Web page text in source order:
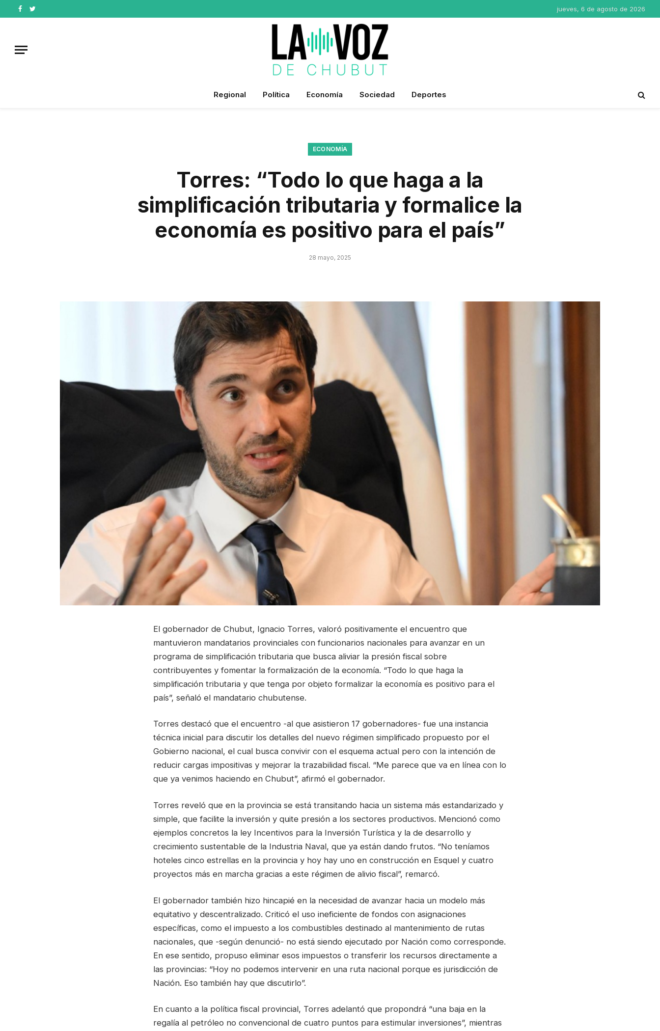
Facebook
Twitter
jueves, 6 de agosto de 2026
Regional Política Economía Sociedad Deportes
ECONOMÍA
Torres: “Todo lo que haga a la
simplificación tributaria y formalice la
economía es positivo para el país”
28 mayo, 2025
El gobernador de Chubut, Ignacio Torres, valoró positivamente el encuentro que
mantuvieron mandatarios provinciales con funcionarios nacionales para avanzar en un
programa de simplificación tributaria que busca aliviar la presión fiscal sobre
contribuyentes y fomentar la formalización de la economía. “Todo lo que haga la
simplificación tributaria y que tenga por objeto formalizar la economía es positivo para el
país”, señaló el mandatario chubutense.
Torres destacó que el encuentro -al que asistieron 17 gobernadores- fue una instancia
técnica inicial para discutir los detalles del nuevo régimen simplificado propuesto por el
Gobierno nacional, el cual busca convivir con el esquema actual pero con la intención de
reducir cargas impositivas y mejorar la trazabilidad fiscal. “Me parece que va en línea con lo
que ya venimos haciendo en Chubut”, afirmó el gobernador.
Torres reveló que en la provincia se está transitando hacia un sistema más estandarizado y
simple, que facilite la inversión y quite presión a los sectores productivos. Mencionó como
ejemplos concretos la ley Incentivos para la Inversión Turística y la de desarrollo y
crecimiento sustentable de la Industria Naval, que ya están dando frutos. “No teníamos
hoteles cinco estrellas en la provincia y hoy hay uno en construcción en Esquel y cuatro
proyectos más en marcha gracias a este régimen de alivio fiscal”, remarcó.
El gobernador también hizo hincapié en la necesidad de avanzar hacia un modelo más
equitativo y descentralizado. Criticó el uso ineficiente de fondos con asignaciones
específicas, como el impuesto a los combustibles destinado al mantenimiento de rutas
nacionales, que -según denunció- no está siendo ejecutado por Nación como corresponde.
En ese sentido, propuso eliminar esos impuestos o transferir los recursos directamente a
las provincias: “Hoy no podemos intervenir en una ruta nacional porque es jurisdicción de
Nación. Eso también hay que discutirlo”.
En cuanto a la política fiscal provincial, Torres adelantó que propondrá “una baja en la
regalía al petróleo no convencional de cuatro puntos para estimular inversiones”, mientras